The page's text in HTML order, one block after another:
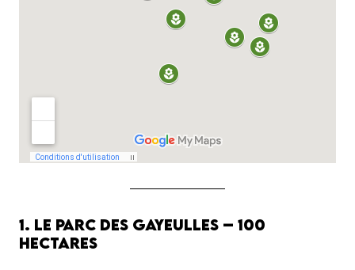
1. Le Parc des Gayeulles – 100
hectares